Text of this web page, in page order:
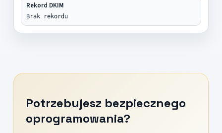
Rekord DKIM
Brak rekordu
Potrzebujesz bezpiecznego
oprogramowania?